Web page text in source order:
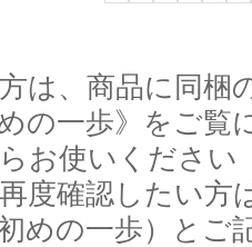
は、商品に同梱
の一歩》をご覧
お使いください
度確認したい方
めの一歩）とご